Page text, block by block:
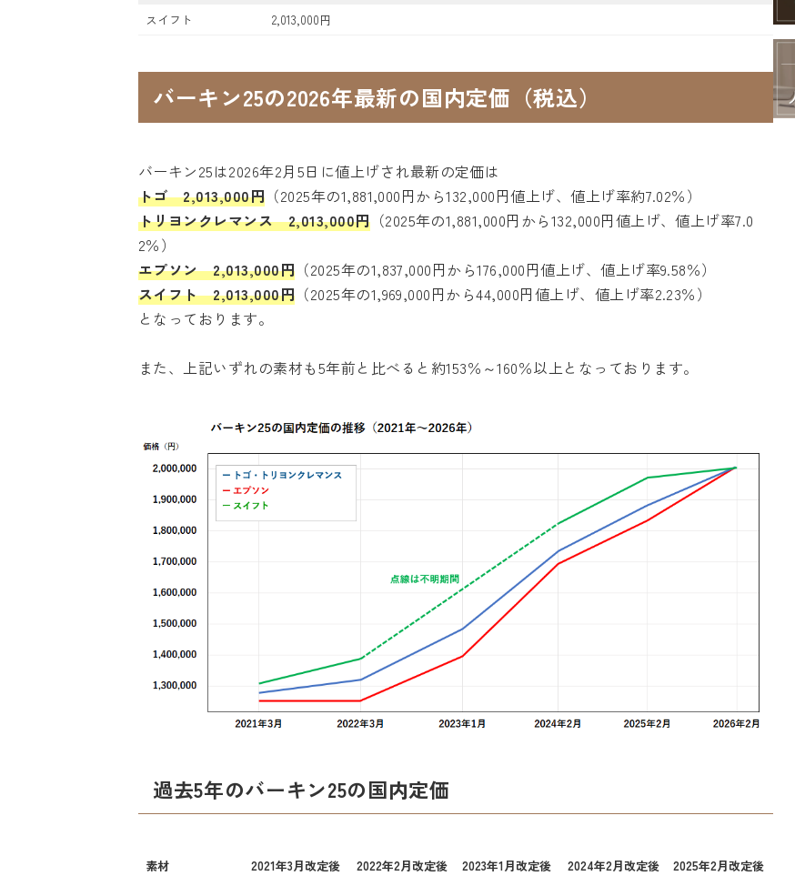
スイフト
2,013,000円
バーキン25の2026年最新の国内定価（税込）
バーキン25は2026年2月5日に値上げされ最新の定価は
トゴ 2,013,000円 （2025年の1,881,000円から132,000円値上げ、値上げ率約7.02％）
トリヨンクレマンス 2,013,000円（2025年の1,881,000円から132,000円値上げ、値上げ率7.0
2％）
エプソン 2,013,000円 （2025年の1,837,000円から176,000円値上げ、値上げ率9.58％）
スイフト 2,013,000円 （2025年の1,969,000円から44,000円値上げ、値上げ率2.23％）
となっております。
また、上記いずれの素材も5年前と比べると約153％～160％以上となっております。
過去5年のバーキン25の国内定価
素材 2021年3月改定後 2022年2月改定後 2023年1月改定後 2024年2月改定後
2025年2月改定後